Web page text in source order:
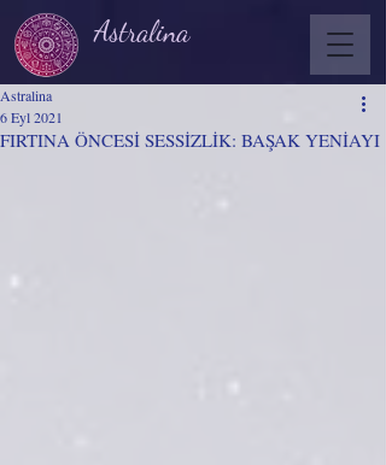
Astralina
FIRTINA ÖNCESİ SESSİZLİK: BAŞAK YENİAYI
Astralina
6 Eyl 2021